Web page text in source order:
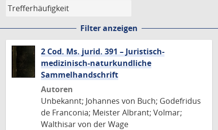
Filter anzeigen
2 Cod. Ms. jurid. 391 – Juristisch-
medizinisch-naturkundliche
Sammelhandschrift
Autoren
Unbekannt; Johannes von Buch; Godefridus
de Franconia; Meister Albrant; Volmar;
Walthisar von der Wage